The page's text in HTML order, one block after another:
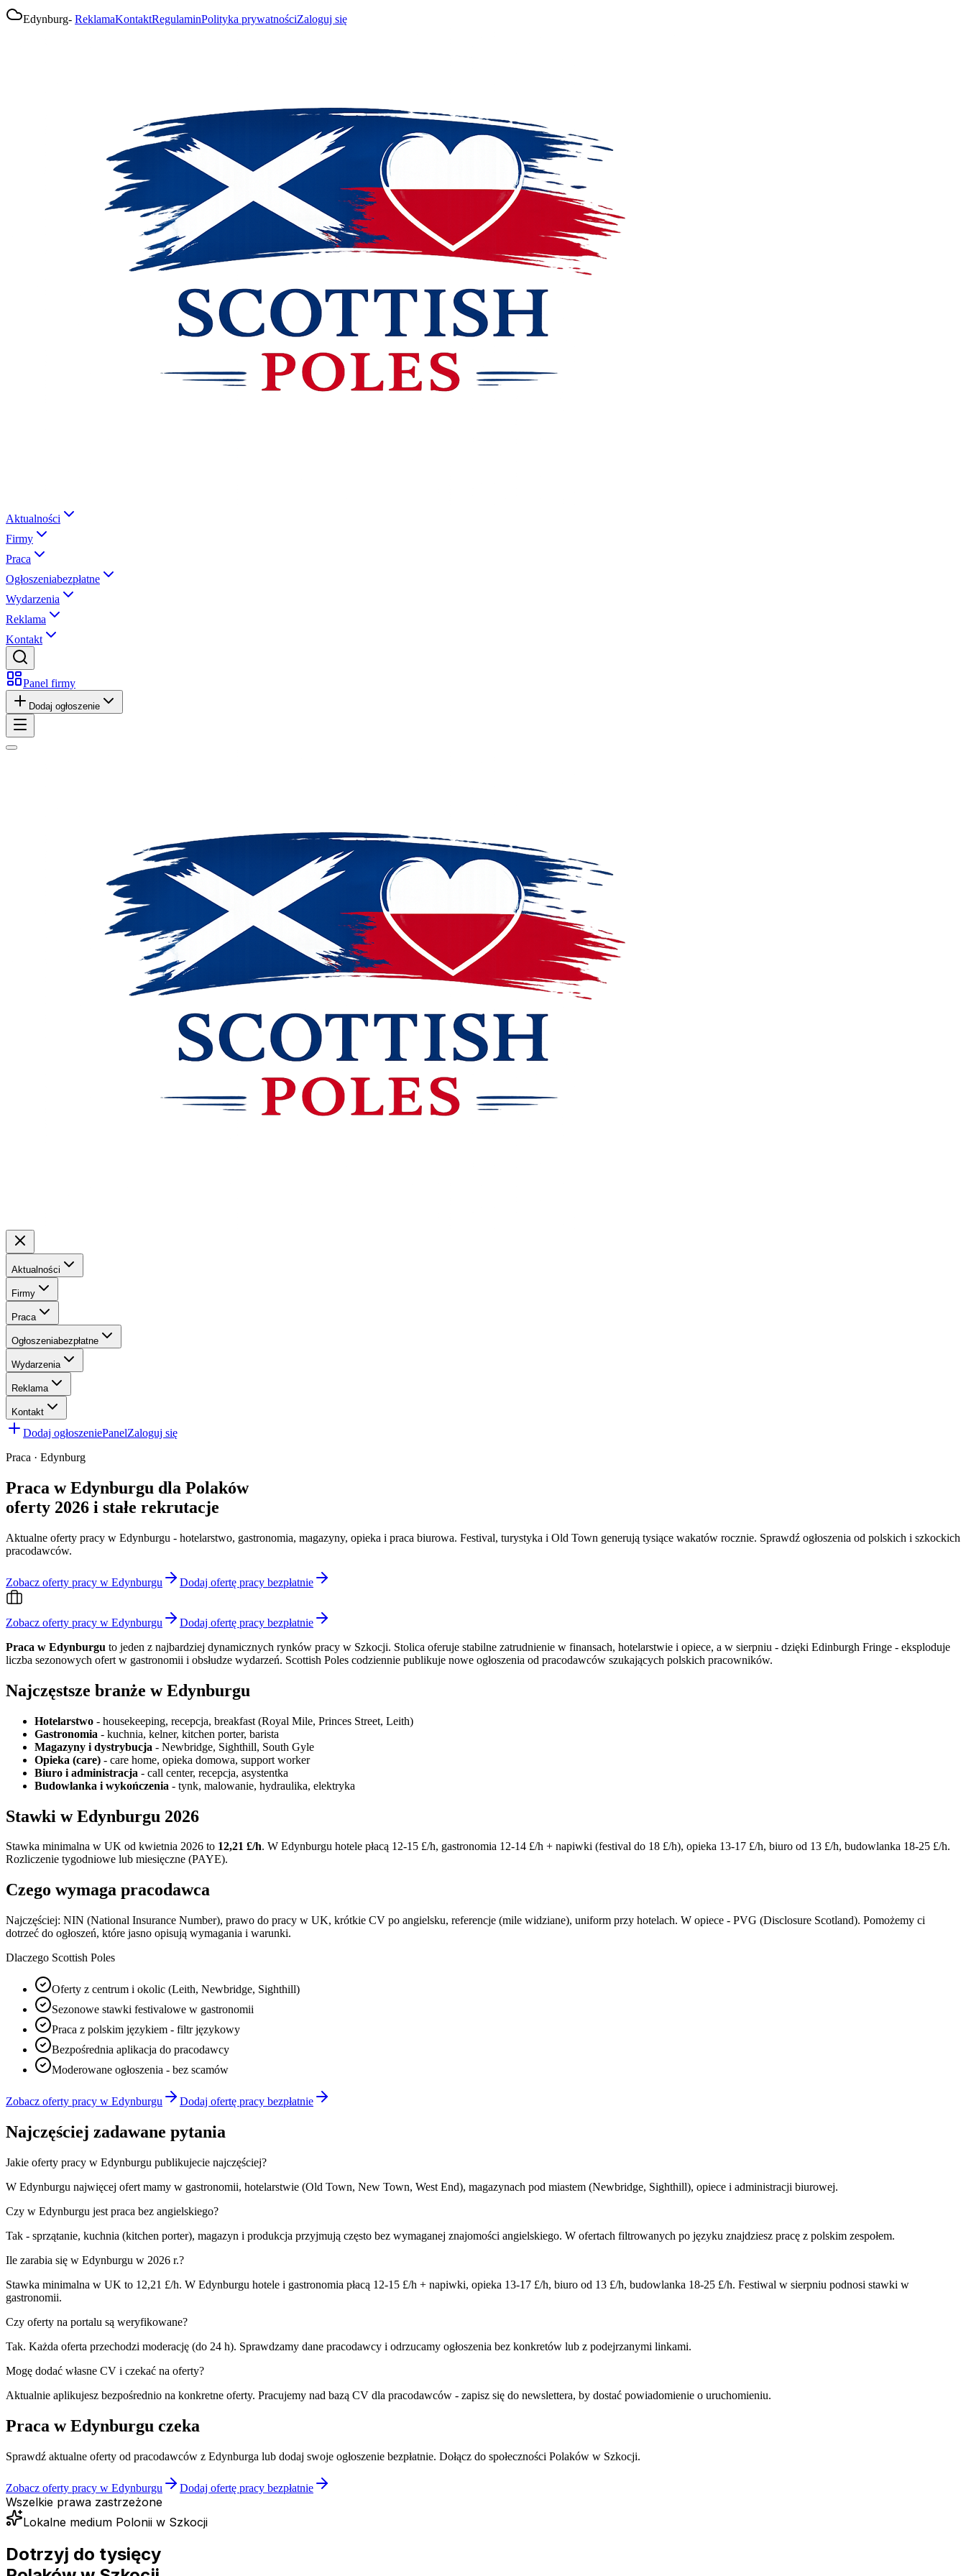
Edynburg- ReklamaKontaktRegulaminPolityka prywatnościZaloguj się
Aktualności
Firmy
Praca
Ogłoszeniabezpłatne
Wydarzenia
Reklama
Kontakt
Panel firmy
Dodaj ogłoszenie
Aktualności
Firmy
Praca
Ogłoszeniabezpłatne
Wydarzenia
Reklama
Kontakt
Dodaj ogłoszeniePanelZaloguj się
Praca · Edynburg
Praca w Edynburgu dla Polaków
oferty 2026 i stałe rekrutacje
Aktualne oferty pracy w Edynburgu - hotelarstwo, gastronomia, magazyny, opieka i praca biurowa. Festival, turystyka i Old Town generują tysiące wakatów rocznie. Sprawdź ogłoszenia od polskich i szkockich
pracodawców.
Zobacz oferty pracy w Edynburgu Dodaj ofertę pracy bezpłatnie
Zobacz oferty pracy w Edynburgu
Dodaj ofertę pracy bezpłatnie
Praca w Edynburgu to jeden z najbardziej dynamicznych rynków pracy w Szkocji. Stolica oferuje stabilne zatrudnienie w finansach, hotelarstwie i opiece, a w sierpniu - dzięki Edinburgh Fringe - eksploduje
liczba sezonowych ofert w gastronomii i obsłudze wydarzeń. Scottish Poles codziennie publikuje nowe ogłoszenia od pracodawców szukających polskich pracowników.
Najczęstsze branże w Edynburgu
Hotelarstwo - housekeeping, recepcja, breakfast (Royal Mile, Princes Street, Leith)
Gastronomia - kuchnia, kelner, kitchen porter, barista
Magazyny i dystrybucja - Newbridge, Sighthill, South Gyle
Opieka (care) - care home, opieka domowa, support worker
Biuro i administracja - call center, recepcja, asystentka
Budowlanka i wykończenia - tynk, malowanie, hydraulika, elektryka
Stawki w Edynburgu 2026
Stawka minimalna w UK od kwietnia 2026 to 12,21 £/h. W Edynburgu hotele płacą 12-15 £/h, gastronomia 12-14 £/h + napiwki (festival do 18 £/h), opieka 13-17 £/h, biuro od 13 £/h, budowlanka 18-25 £/h.
Rozliczenie tygodniowe lub miesięczne (PAYE).
Czego wymaga pracodawca
Najczęściej: NIN (National Insurance Number), prawo do pracy w UK, krótkie CV po angielsku, referencje (mile widziane), uniform przy hotelach. W opiece - PVG (Disclosure Scotland). Pomożemy ci
dotrzeć do ogłoszeń, które jasno opisują wymagania i warunki.
Dlaczego Scottish Poles
Oferty z centrum i okolic (Leith, Newbridge, Sighthill)
Sezonowe stawki festivalowe w gastronomii
Praca z polskim językiem - filtr językowy
Bezpośrednia aplikacja do pracodawcy
Moderowane ogłoszenia - bez scamów
Zobacz oferty pracy w Edynburgu Dodaj ofertę pracy bezpłatnie
Najczęściej zadawane pytania
Jakie oferty pracy w Edynburgu publikujecie najczęściej?
W Edynburgu najwięcej ofert mamy w gastronomii, hotelarstwie (Old Town, New Town, West End), magazynach pod miastem (Newbridge, Sighthill), opiece i administracji biurowej.
Czy w Edynburgu jest praca bez angielskiego?
Tak - sprzątanie, kuchnia (kitchen porter), magazyn i produkcja przyjmują często bez wymaganej znajomości angielskiego. W ofertach filtrowanych po języku znajdziesz pracę z polskim zespołem.
Ile zarabia się w Edynburgu w 2026 r.?
Stawka minimalna w UK to 12,21 £/h. W Edynburgu hotele i gastronomia płacą 12-15 £/h + napiwki, opieka 13-17 £/h, biuro od 13 £/h, budowlanka 18-25 £/h. Festiwal w sierpniu podnosi stawki w
gastronomii.
Czy oferty na portalu są weryfikowane?
Tak. Każda oferta przechodzi moderację (do 24 h). Sprawdzamy dane pracodawcy i odrzucamy ogłoszenia bez konkretów lub z podejrzanymi linkami.
Mogę dodać własne CV i czekać na oferty?
Aktualnie aplikujesz bezpośrednio na konkretne oferty. Pracujemy nad bazą CV dla pracodawców - zapisz się do newslettera, by dostać powiadomienie o uruchomieniu.
Praca w Edynburgu czeka
Sprawdź aktualne oferty od pracodawców z Edynburga lub dodaj swoje ogłoszenie bezpłatnie. Dołącz do społeczności Polaków w Szkocji.
Zobacz oferty pracy w Edynburgu Dodaj ofertę pracy bezpłatnie
Wszelkie prawa zastrzeżone
Lokalne medium Polonii w Szkocji
Dotrzyj do tysięcy